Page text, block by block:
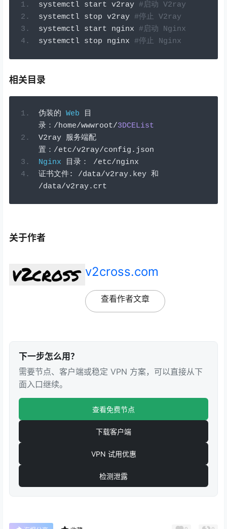
systemctl start v2ray #启动 V2ray
systemctl stop v2ray #停止 V2ray
systemctl start nginx #启动 Nginx
systemctl stop nginx #停止 Nginx
相关目录
伪装的 Web
目
录：/home/wwwroot/3DCEList
V2ray 服务端配
置：/etc/v2ray/config . json
Nginx
目录： /etc/nginx
证书文件:
/data/v2ray. key 和
/data/v2ray. crt
关于作者
v2cross.com
查看作者文章
下一步怎么用？
需要节点、客户端或稳定 VPN 方案，可以直接从下
面入口继续。
查看免费节点
下载客户端
VPN 试用优惠
检测泄露